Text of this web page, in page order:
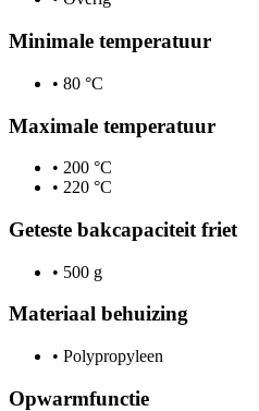
Minimale temperatuur
• 80 °C
Maximale temperatuur
• 200 °C
• 220 °C
Geteste bakcapaciteit friet
• 500 g
Materiaal behuizing
• Polypropyleen
Opwarmfunctie